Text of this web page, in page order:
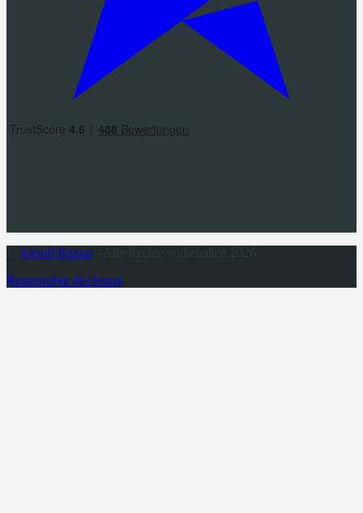
Airsoft Bazaar- Alle Rechte vorbehalten 2026
Responsible disclosure